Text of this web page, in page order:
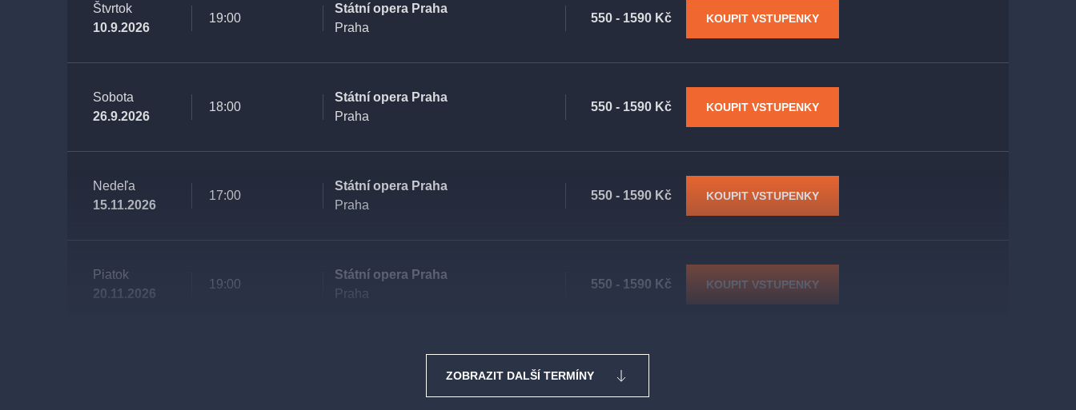
Štvrtok
10.9.2026
19:00
Státní opera Praha
Praha
550 - 1590 Kč KOUPIT VSTUPENKY
Sobota
26.9.2026
18:00
Státní opera Praha
Praha
550 - 1590 Kč KOUPIT VSTUPENKY
Nedeľa
15.11.2026
17:00
Státní opera Praha
Praha
550 - 1590 Kč KOUPIT VSTUPENKY
Piatok
20.11.2026
19:00
Státní opera Praha
Praha
550 - 1590 Kč KOUPIT VSTUPENKY
ZOBRAZIT DALŠÍ TERMÍNY